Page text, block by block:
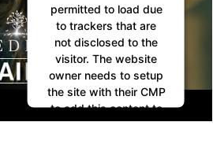
permitted to load due
to trackers that are
not disclosed to the
visitor. The website
owner needs to setup
the site with their CMP
to add this content to
the list of technologies